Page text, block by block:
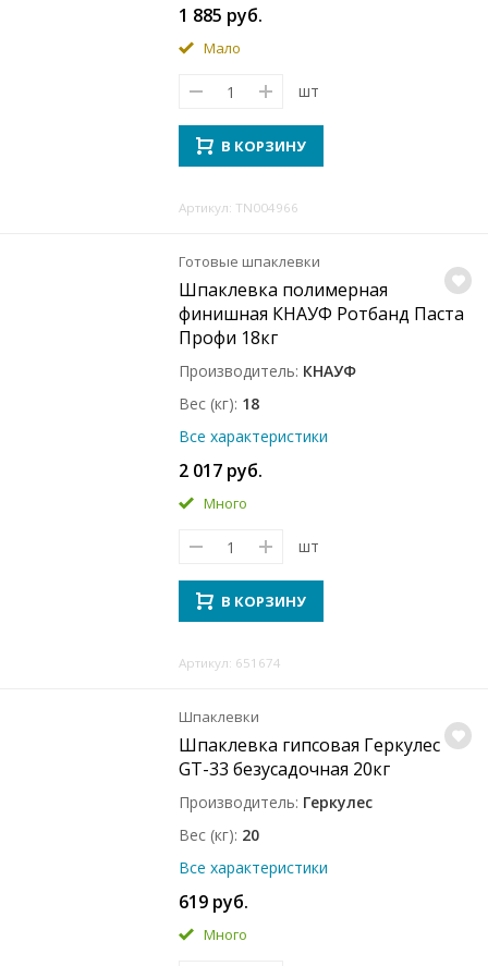
1 885 руб.
Мало
шт
В КОРЗИНУ
Артикул: TN004966
Готовые шпаклевки
Шпаклевка полимерная
финишная КНАУФ Ротбанд Паста
Профи 18кг
Производитель КНАУФ
Вес (кг) 18
Все характеристики
2 017 руб.
Много
шт
В КОРЗИНУ
Артикул: 651674
Шпаклевки
Шпаклевка гипсовая Геркулес
GT-33 безусадочная 20кг
Производитель Геркулес
Вес (кг) 20
Все характеристики
619 руб.
Много